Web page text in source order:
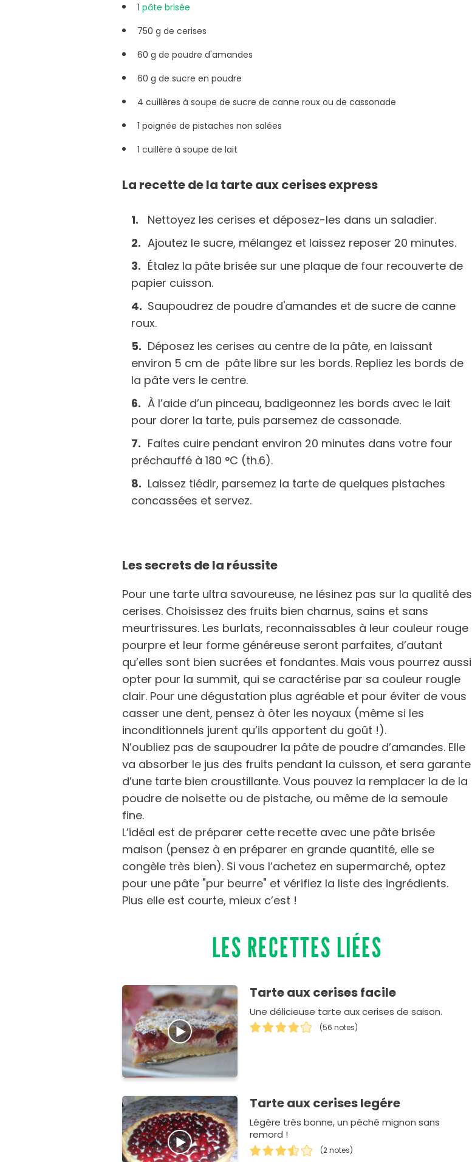
1pâte brisée
750 g de cerises
60 g de poudre d'amandes
60 g de sucre en poudre
4 cuillères à soupe de sucre de canne roux ou de cassonade
1 poignée de pistaches non salées
1 cuillère à soupe de lait
La recette de la tarte aux cerises express
Nettoyez les cerises et déposez-les dans un saladier.
Ajoutez le sucre, mélangez et laissez reposer 20 minutes.
Étalez la pâte brisée sur une plaque de four recouverte de
papier cuisson.
Saupoudrez de poudre d'amandes et de sucre de canne
roux.
Déposez les cerises au centre de la pâte, en laissant
environ 5 cm de pâte libre sur les bords. Repliez les bords de
la pâte vers le centre.
À l’aide d’un pinceau, badigeonnez les bords avec le lait
pour dorer la tarte, puis parsemez de cassonade.
Faites cuire pendant environ 20 minutes dans votre four
préchauffé à 180 °C (th.6).
Laissez tiédir, parsemez la tarte de quelques pistaches
concassées et servez.
Les secrets de la réussite
Pour une tarte ultra savoureuse, ne lésinez pas sur la qualité des
cerises. Choisissez des fruits bien charnus, sains et sans
meurtrissures. Les burlats, reconnaissables à leur couleur rouge
pourpre et leur forme généreuse seront parfaites, d’autant
qu’elles sont bien sucrées et fondantes. Mais vous pourrez aussi
opter pour la summit, qui se caractérise par sa couleur rougle
clair. Pour une dégustation plus agréable et pour éviter de vous
casser une dent, pensez à ôter les noyaux (même si les
inconditionnels jurent qu’ils apportent du goût !).
N’oubliez pas de saupoudrer la pâte de poudre d’amandes. Elle
va absorber le jus des fruits pendant la cuisson, et sera garante
d’une tarte bien croustillante. Vous pouvez la remplacer la de la
poudre de noisette ou de pistache, ou même de la semoule
fine.
L’idéal est de préparer cette recette avec une pâte brisée
maison (pensez à en préparer en grande quantité, elle se
congèle très bien). Si vous l’achetez en supermarché, optez
pour une pâte "pur beurre" et vérifiez la liste des ingrédients.
Plus elle est courte, mieux c’est !
LES RECETTES LIÉES
Tarte aux cerises facile
Une délicieuse tarte aux cerises de saison.
(56 notes)
Tarte aux cerises legére
Légère très bonne, un péché mignon sans
remord !
(2 notes)